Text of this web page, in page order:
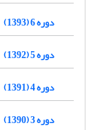
دوره 6 (1393)
دوره 5 (1392)
دوره 4 (1391)
دوره 3 (1390)